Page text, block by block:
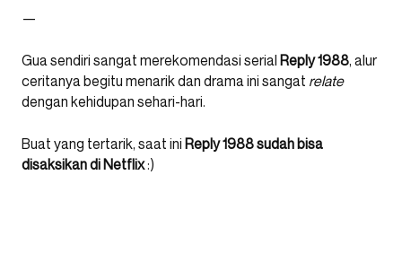
—
Gua sendiri sangat merekomendasi serial Reply 1988, alur
ceritanya begitu menarik dan drama ini sangat relate
dengan kehidupan sehari-hari.
Buat yang tertarik, saat ini Reply 1988 sudah bisa
disaksikan di Netflix:)